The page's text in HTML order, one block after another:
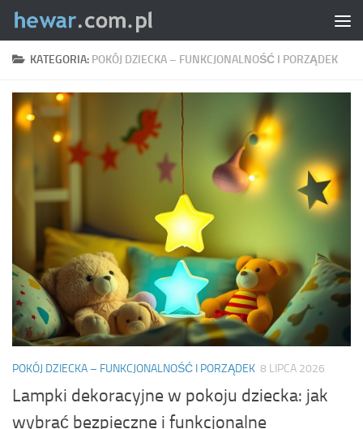
Skip to content
KATEGORIA: POKÓJ DZIECKA – FUNKCJONALNOŚĆ I PORZĄDEK
POKÓJ DZIECKA – FUNKCJONALNOŚĆ I PORZĄDEK 8 LIPCA 2026
Lampki dekoracyjne w pokoju dziecka: jak
wybrać bezpieczne i funkcjonalne